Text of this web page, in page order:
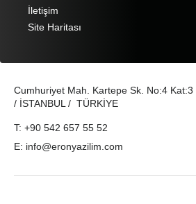
İletişim
Site Haritası
Cumhuriyet Mah. Kartepe Sk. No:4
/ İSTANBUL / TÜRKİYE
T: +90 542 657 55 52
E: info@eronyazilim.com